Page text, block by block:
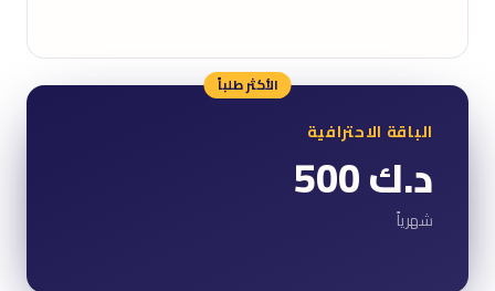
الأكثر طلباً
الباقة الاحترافية
د.ك 500
شهرياً